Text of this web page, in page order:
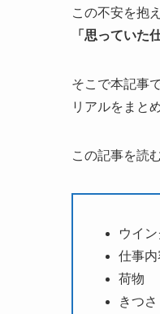
この不安を抱
「思っていた
そこで本記事で
リアルをまと
この記事を読
ウイ
仕事内
荷物
きつさ